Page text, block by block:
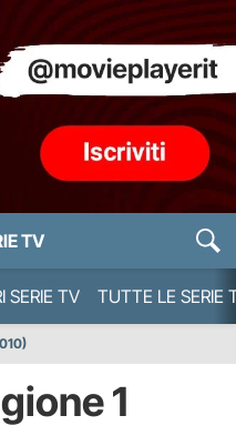
TV
SERIE TV TUTTE LE SERIE
1